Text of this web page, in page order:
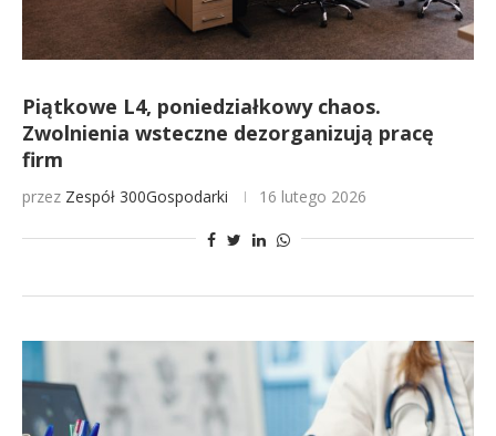
Piątkowe L4, poniedziałkowy chaos.
Zwolnienia wsteczne dezorganizują pracę
firm
przez Zespół 300Gospodarki 16 lutego 2026